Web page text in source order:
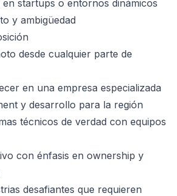
en startups o entornos dinámicos
y ambigüedad
desde cualquier parte de
en una empresa especializada
y desarrollo para la región
técnicos de verdad con equipos
con énfasis en ownership y
desafiantes que requieren